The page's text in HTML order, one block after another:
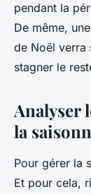
pendant la
De même,
de Noël verra
stagner le
Analyser
la
Pour gérer la
Et pour cela,